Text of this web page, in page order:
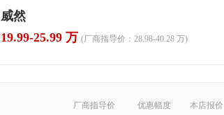
威然
19.99-25.99 万 (厂商指导价：28.98-40.28 万)
厂商指导价 优惠幅度 本店报价